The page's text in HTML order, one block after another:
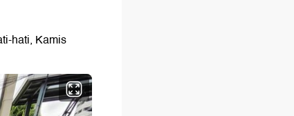
hati, Kamis